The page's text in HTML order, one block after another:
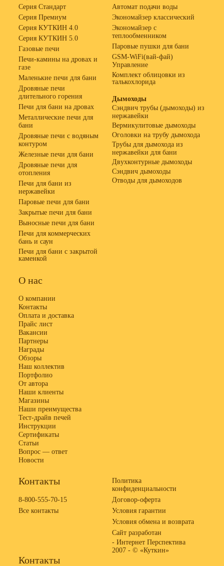
Серия Стандарт
Серия Премиум
Серия КУТКИН 4.0
Серия КУТКИН 5.0
Газовые печи
Печи-камины на дровах и
газе
Маленькие печи для бани
Дровяные печи
длительного горения
Печи для бани на дровах
Металлические печи для
бани
Дровяные печи с водяным
контуром
Железные печи для бани
Дровяные печи для
отопления
Печи для бани из
нержавейки
Паровые печи для бани
Закрытые печи для бани
Выносные печи для бани
Печи для коммерческих
бань и саун
Печи для бани с закрытой
каменкой
Автомат подачи воды
Экономайзер классический
Экономайзер с
теплообменником
Паровые пушки для бани
GSM-WiFi(вай-фай)
Управление
Комплект облицовки из
талькохлорида
Дымоходы
Сэндвич трубы (дымоходы) из
нержавейки
Вермикулитовые дымоходы
Оголовки на трубу дымохода
Трубы для дымохода из
нержавейки для бани
Двухконтурные дымоходы
Сэндвич дымоходы
Отводы для дымоходов
О нас
О компании
Контакты
Оплата и доставка
Прайс лист
Вакансии
Партнеры
Награды
Обзоры
Наш коллектив
Портфолио
От автора
Наши клиенты
Магазины
Наши преимущества
Тест-драйв печей
Инструкции
Сертификаты
Статьи
Вопрос — ответ
Новости
Контакты
8-800-555-70-15
Все контакты
Политика
конфиденциальности
Договор-оферта
Условия гарантии
Условия обмена и возврата
Сайт разработан
- Интернет Перспектива
2007 - © «Куткин»
Контакты